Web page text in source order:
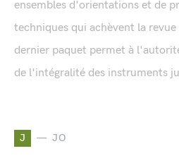
ensembles d'orientations et de
techniques qui achèvent la
dernier paquet permet à
de l'intégralité des instruments
J JO